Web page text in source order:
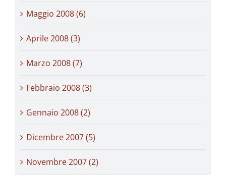
Maggio 2008 (6)
Aprile 2008 (3)
Marzo 2008 (7)
Febbraio 2008 (3)
Gennaio 2008 (2)
Dicembre 2007 (5)
Novembre 2007 (2)